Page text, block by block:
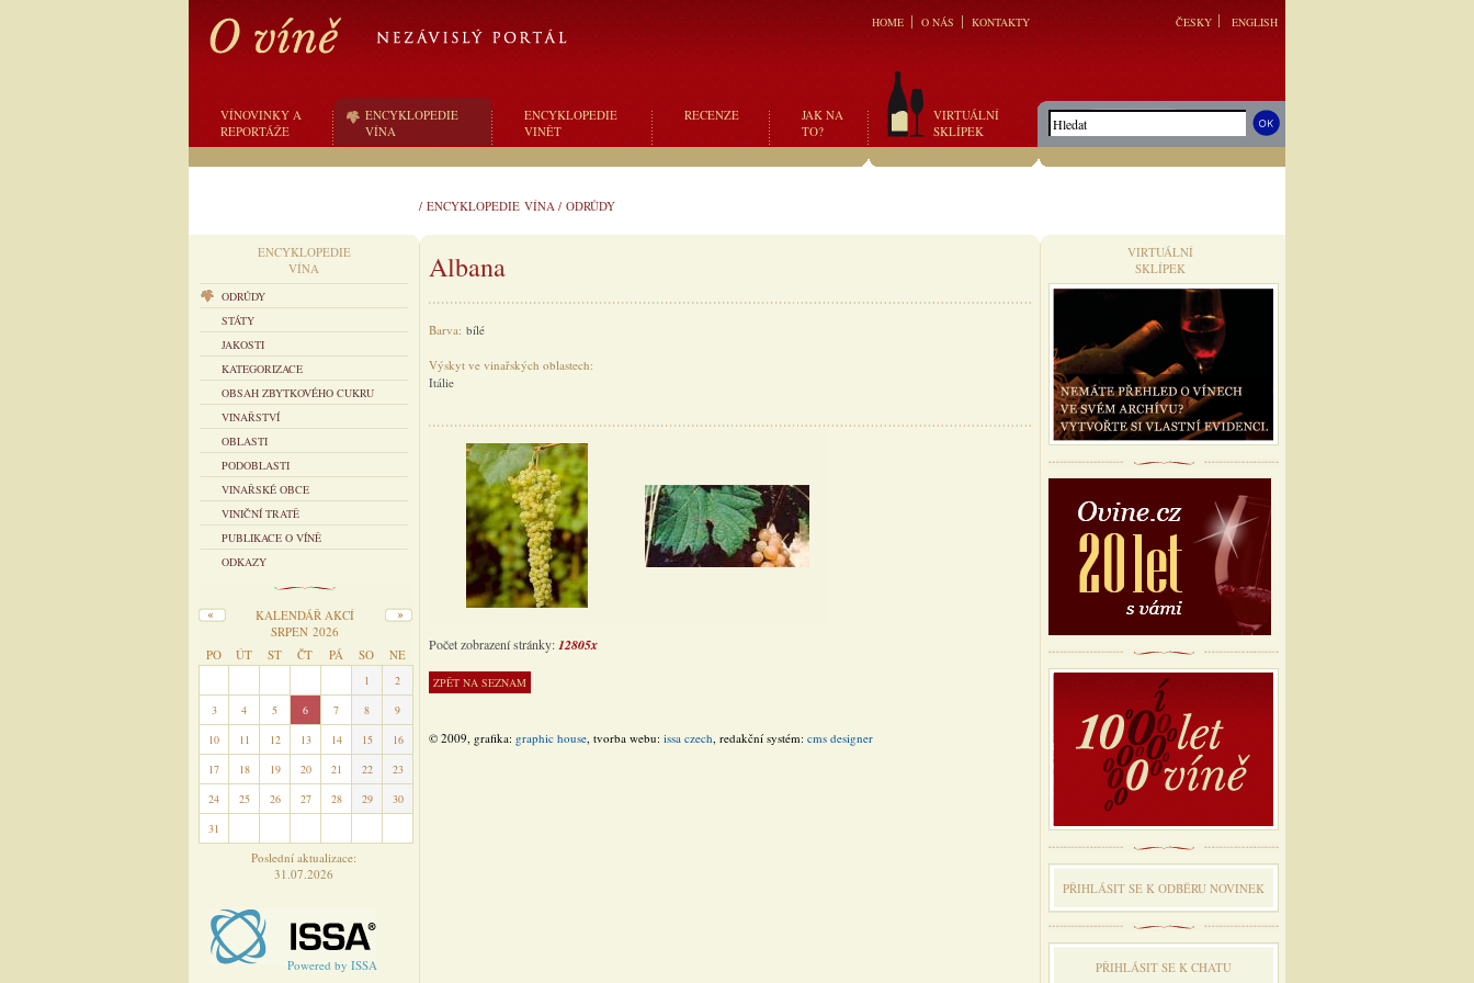
HOME O NÁS KONTAKTY ČESKY ENGLISH
VÍNOVINKY A
REPORTÁŽE
ENCYKLOPEDIE
VÍNA
ENCYKLOPEDIE
VINĚT
RECENZE
JAK NA
TO?
VIRTUÁLNÍ
SKLÍPEK
/ ENCYKLOPEDIE VÍNA / ODRŮDY
ENCYKLOPEDIE
VÍNA
ODRŮDY
STÁTY
JAKOSTI
KATEGORIZACE
OBSAH ZBYTKOVÉHO CUKRU
VINAŘSTVÍ
OBLASTI
PODOBLASTI
VINAŘSKÉ OBCE
VINIČNÍ TRATĚ
PUBLIKACE O VÍNĚ
ODKAZY
KALENDÁŘ AKCÍ
SRPEN 2026
PO
ÚT ST ČT PÁ SO NE
1
2
3
4 5 6 7 8
9
10
11 12 13 14 15
16
17
18 19 20 21 22
23
24
25 26 27 28 29
30
31
Poslední aktualizace:
31.07.2026
Powered by ISSA
Albana
Barva: bílé
Výskyt ve vinařských oblastech:
Itálie
Počet zobrazení stránky:12805x
© 2009, grafika: graphic house, tvorba webu: issa czech, redakční systém: cms designer
VIRTUÁLNÍ
SKLÍPEK
PŘIHLÁSIT SE K ODBĔRU NOVINEK
PŘIHLÁSIT SE K CHATU